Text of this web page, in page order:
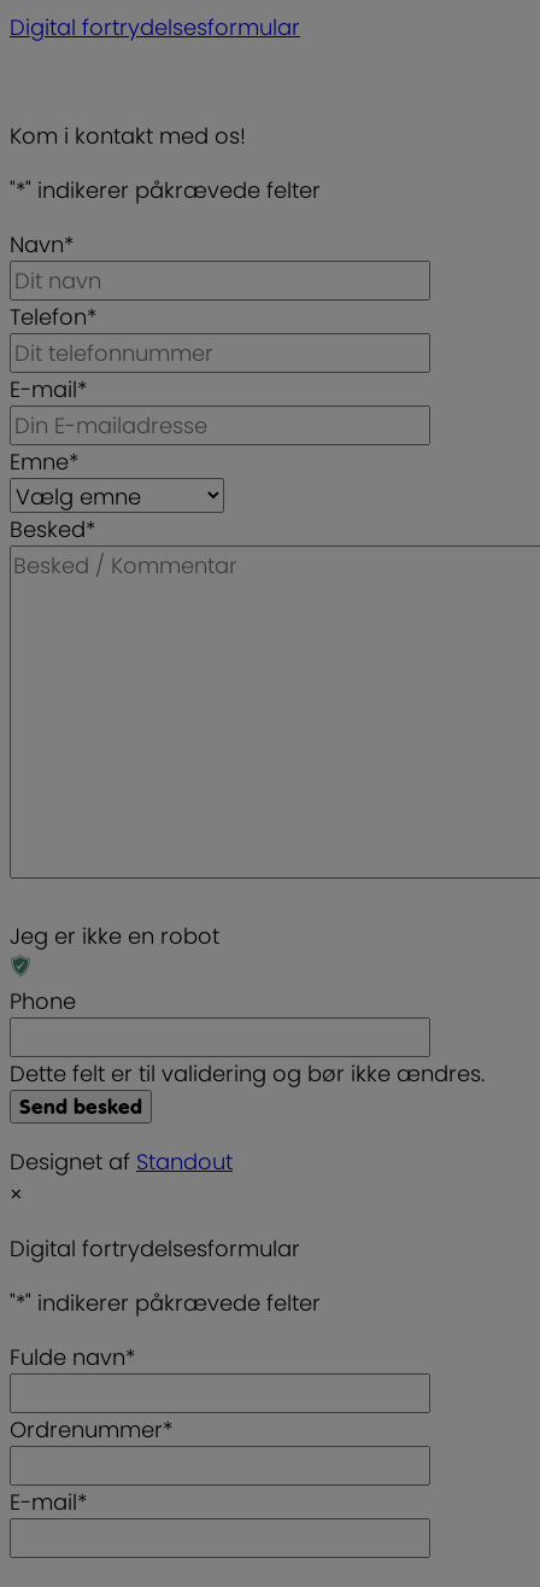
Digital fortrydelsesformular
Kom i kontakt med os!
"*" indikerer påkrævede felter
Navn*
Telefon*
E-mail*
Emne*
Besked*
Jeg er ikke en robot
Phone
Dette felt er til validering og bør ikke ændres.
Designet af Standout
×
Digital fortrydelsesformular
"*" indikerer påkrævede felter
Fulde navn*
Ordrenummer*
E-mail*